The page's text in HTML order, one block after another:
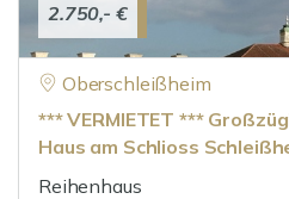
2.750,- €
Oberschleißheim
*** VERMIETET ***
Haus am Schlioss
Reihenhaus